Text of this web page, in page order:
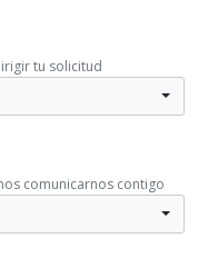
tu solicitud
comunicarnos contigo